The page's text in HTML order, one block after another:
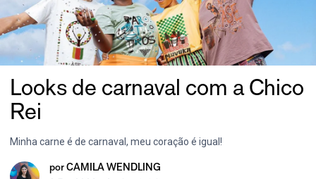
Looks de carnaval com a Chico
Rei
Minha carne é de carnaval, meu coração é igual!
por CAMILA WENDLING